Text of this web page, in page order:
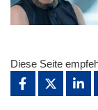
Diese Seite